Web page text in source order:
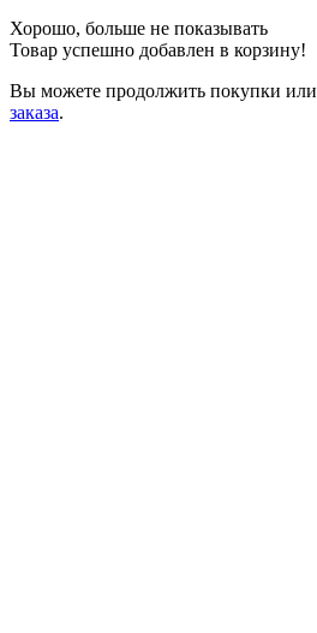
Хорошо, больше не показывать
Товар успешно добавлен в корзину!
Вы можете продолжить покупки или
заказа.